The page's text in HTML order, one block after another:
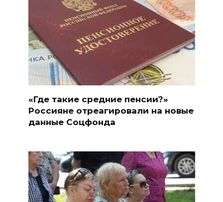
«Где такие средние пенсии?»
Россияне отреагировали на новые
данные Соцфонда